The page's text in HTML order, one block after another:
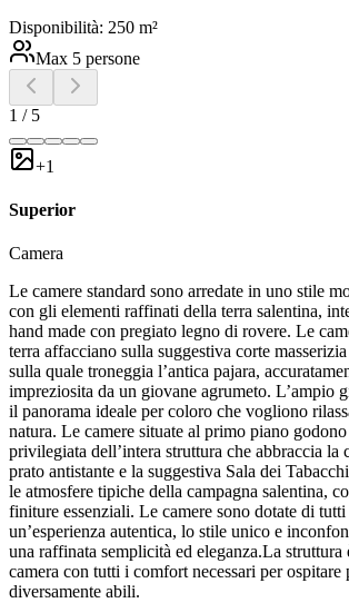
Disponibilità: 250 m²
Max 5 persone
1 / 5
+1
Superior
Camera
Le camere standard sono arredate in uno stile
con gli elementi raffinati della terra salentina,
hand made con pregiato legno di rovere. Le
terra affacciano sulla suggestiva corte
sulla quale troneggia l’antica pajara,
impreziosita da un giovane agrumeto. L’ampio
il panorama ideale per coloro che vogliono
natura. Le camere situate al primo piano
privilegiata dell’intera struttura che abbraccia la
prato antistante e la suggestiva Sala dei
le atmosfere tipiche della campagna salentina,
finiture essenziali. Le camere sono dotate di
un’esperienza autentica, lo stile unico e
una raffinata semplicità ed eleganza.La struttura
camera con tutti i comfort necessari per ospitare
diversamente abili.